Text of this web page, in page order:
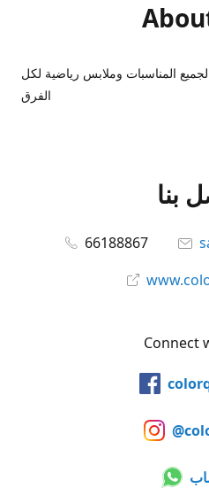
المناسبات وملابس رياضية لكل
الفرق
بنا
66188867
Connect